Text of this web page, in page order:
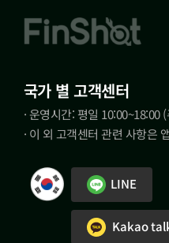
국가 별 고객센터
· 운영시간: 평일 10:00~18:00
· 이 외 고객센터 관련 사항은
LINE
Kakao